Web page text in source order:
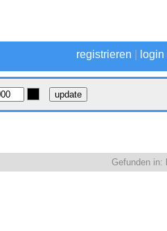
registrieren login
Gefunden in: